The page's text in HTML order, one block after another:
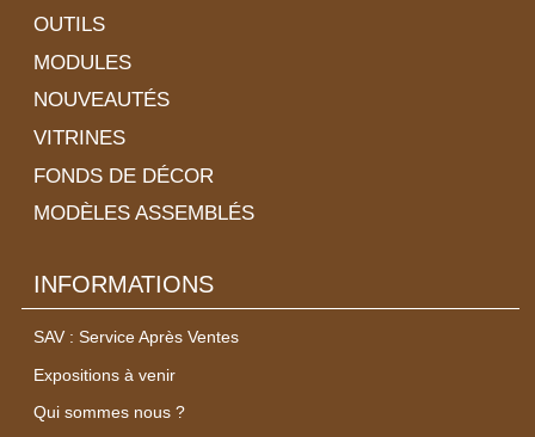
OUTILS
MODULES
NOUVEAUTÉS
VITRINES
FONDS DE DÉCOR
MODÈLES ASSEMBLÉS
INFORMATIONS
SAV : Service Après Ventes
Expositions à venir
Qui sommes nous ?